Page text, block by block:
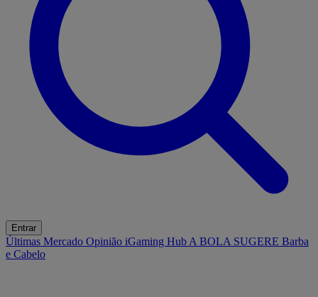
Entrar
Últimas Mercado Opinião iGaming Hub A BOLA SUGERE Barba
e Cabelo